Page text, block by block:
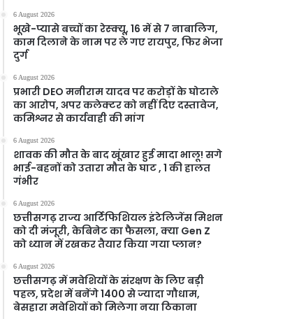
6 August 2026
भूखे-प्यासे बच्चों का रेस्क्यू, 16 में से 7 नाबालिग,
काम दिलाने के नाम पर ले गए रायपुर, फिर भेजा
दुर्ग
6 August 2026
प्रभारी DEO मनीराम यादव पर करोड़ों के घोटाले
का आरोप, अपर कलेक्टर को नहीं दिए दस्तावेज,
कमिश्नर से कार्यवाही की मांग
6 August 2026
शावक की मौत के बाद खूंखार हुई मादा भालू! सगे
भाई-बहनों को उतारा मौत के घाट , 1 की हालत
गंभीर
6 August 2026
छत्तीसगढ़ राज्य आर्टिफिशियल इंटेलिजेंस मिशन
को दी मंजूरी, केबिनेट का फैसला, क्या Gen Z
को ध्यान में रखकर तैयार किया गया प्लान?
6 August 2026
छत्तीसगढ़ में मवेशियों के संरक्षण के लिए बड़ी
पहल, प्रदेश में बनेंगे 1400 से ज्यादा गौधाम,
बेसहारा मवेशियों को मिलेगा नया ठिकाना